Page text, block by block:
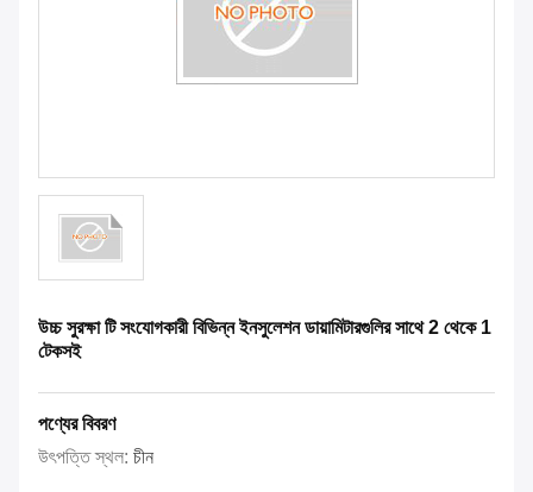
উচ্চ সুরক্ষা টি সংযোগকারী বিভিন্ন ইনসুলেশন ডায়ামিটারগুলির সাথে 2 থেকে 1
টেকসই
পণ্যের বিবরণ
উৎপত্তি স্থল: চীন